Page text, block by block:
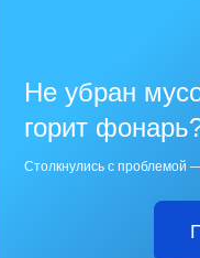
Не убран
горит
Столкнулись с проблемой